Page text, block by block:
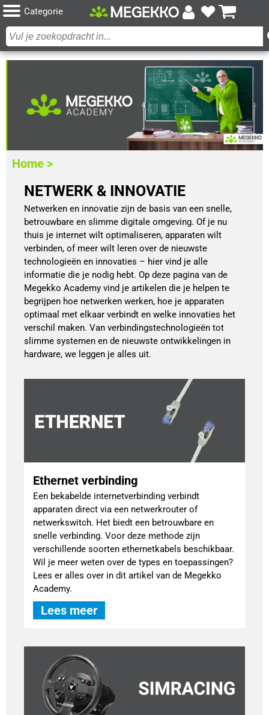
Categorie
Home >
NETWERK & INNOVATIE
Netwerken en innovatie zijn de basis van een snelle,
betrouwbare en slimme digitale omgeving. Of je nu
thuis je internet wilt optimaliseren, apparaten wilt
verbinden, of meer wilt leren over de nieuwste
technologieën en innovaties – hier vind je alle
informatie die je nodig hebt. Op deze pagina van de
Megekko Academy vind je artikelen die je helpen te
begrijpen hoe netwerken werken, hoe je apparaten
optimaal met elkaar verbindt en welke innovaties het
verschil maken. Van verbindingstechnologieën tot
slimme systemen en de nieuwste ontwikkelingen in
hardware, we leggen je alles uit.
Ethernet verbinding
Een bekabelde internetverbinding verbindt
apparaten direct via een netwerkrouter of
netwerkswitch. Het biedt een betrouwbare en
snelle verbinding. Voor deze methode zijn
verschillende soorten ethernetkabels beschikbaar.
Wil je meer weten over de types en toepassingen?
Lees er alles over in dit artikel van de Megekko
Academy.
Lees meer